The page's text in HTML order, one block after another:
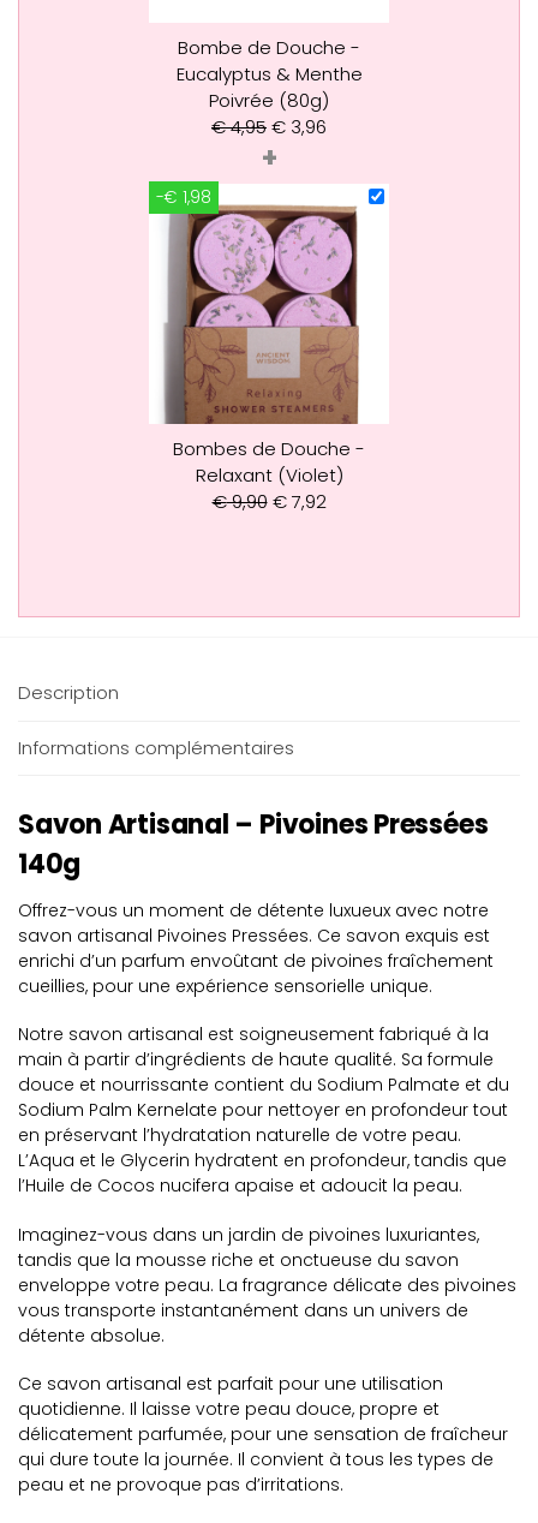
Bombe de Douche -
Eucalyptus & Menthe
Poivrée (80g)
€4,95€ 3,96
+
-€ 1,98
Bombes de Douche -
Relaxant (Violet)
€9,90 €7,92
Description
Informations complémentaires
Savon Artisanal – Pivoines Pressées
140g
Offrez-vous un moment de détente luxueux avec notre
savon artisanal Pivoines Pressées. Ce savon exquis est
enrichi d’un parfum envoûtant de pivoines fraîchement
cueillies, pour une expérience sensorielle unique.
Notre savon artisanal est soigneusement fabriqué à la
main à partir d’ingrédients de haute qualité. Sa formule
douce et nourrissante contient du Sodium Palmate et du
Sodium Palm Kernelate pour nettoyer en profondeur tout
en préservant l’hydratation naturelle de votre peau.
L’Aqua et le Glycerin hydratent en profondeur, tandis que
l’Huile de Cocos nucifera apaise et adoucit la peau.
Imaginez-vous dans un jardin de pivoines luxuriantes,
tandis que la mousse riche et onctueuse du savon
enveloppe votre peau. La fragrance délicate des pivoines
vous transporte instantanément dans un univers de
détente absolue.
Ce savon artisanal est parfait pour une utilisation
quotidienne. Il laisse votre peau douce, propre et
délicatement parfumée, pour une sensation de fraîcheur
qui dure toute la journée. Il convient à tous les types de
peau et ne provoque pas d’irritations.